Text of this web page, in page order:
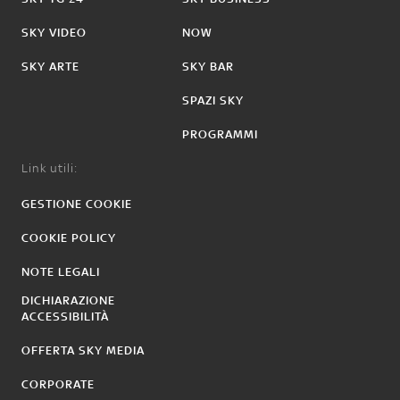
SKY VIDEO
SKY ARTE
NOW
SKY BAR
SPAZI SKY
PROGRAMMI
Link utili:
GESTIONE COOKIE
COOKIE POLICY
NOTE LEGALI
DICHIARAZIONE
ACCESSIBILITÀ
OFFERTA SKY MEDIA
CORPORATE